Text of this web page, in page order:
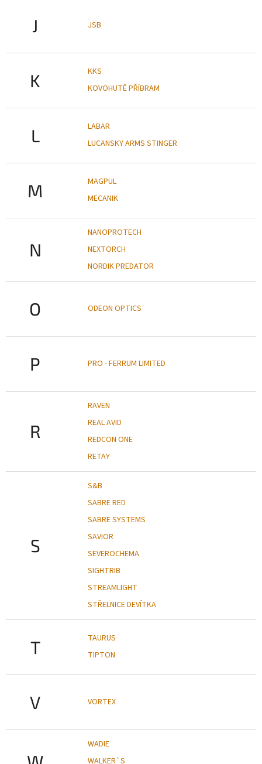
J JSB
K
KKS
KOVOHUTĚ PŘÍBRAM
L
LABAR
LUCANSKY ARMS STINGER
M
MAGPUL
MECANIK
N
NANOPROTECH
NEXTORCH
NORDIK PREDATOR
O ODEON OPTICS
P PRO - FERRUM LIMITED
R
RAVEN
REAL AVID
REDCON ONE
RETAY
S
S&B
SABRE RED
SABRE SYSTEMS
SAVIOR
SEVEROCHEMA
SIGHTRIB
STREAMLIGHT
STŘELNICE DEVÍTKA
T
TAURUS
TIPTON
V VORTEX
WADIE
WALKER`S